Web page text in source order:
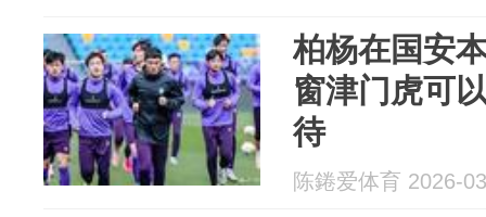
柏杨在国安
窗津门虎可
待
陈錈爱体育 2026-